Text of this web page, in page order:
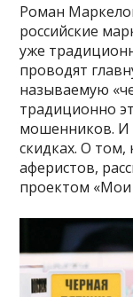
Роман
российские
уже
проводят
называемую
традиционно
мошенников. И
скидках. О том,
аферистов,
проектом «Мои